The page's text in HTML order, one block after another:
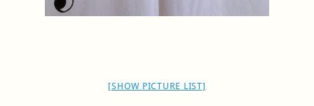
[SHOW PICTURE LIST]